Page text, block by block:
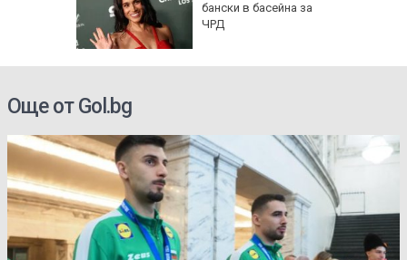
бански в басейна за
ЧРД
Още от Gol.bg